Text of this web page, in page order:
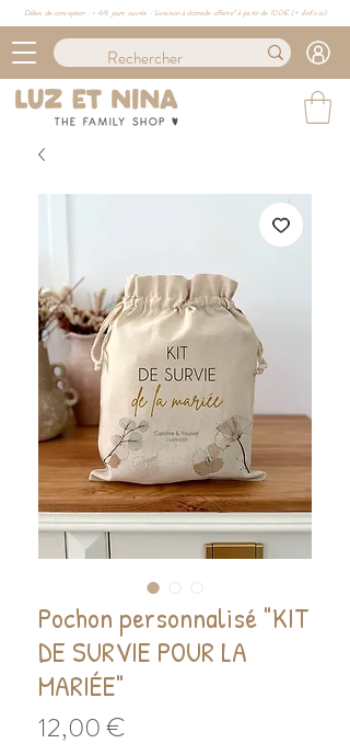
Délais de conception : ≈ 4/6 jours ouvrés · Livraison à domicile offerte* à partir de 100€ (+ d'info ici)
Pochon personnalisé "KIT
DE SURVIE POUR LA
MARIÉE"
12,00 €